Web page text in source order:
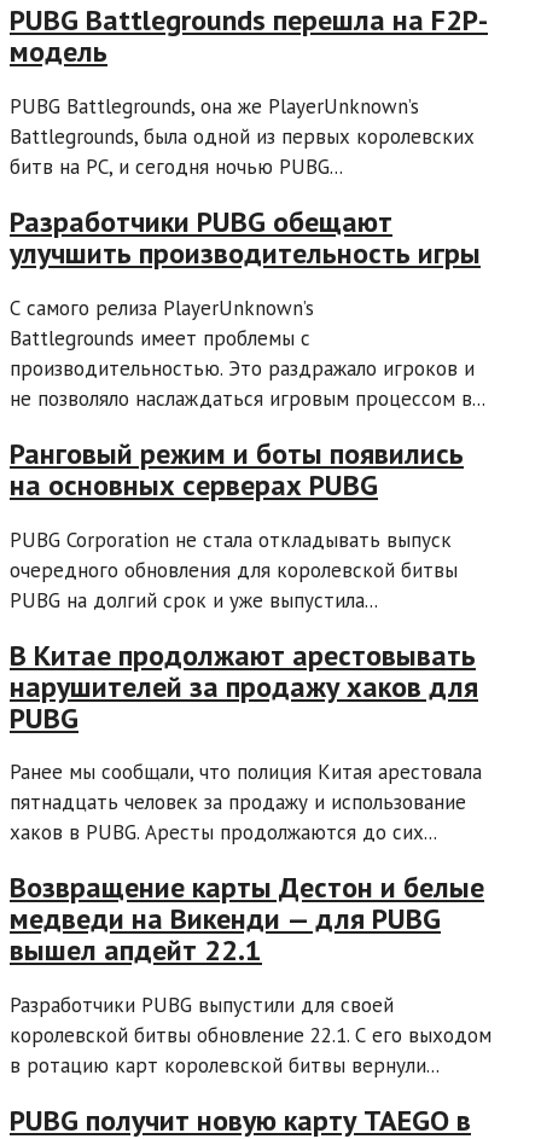
PUBG Battlegrounds перешла на F2P-
модель
PUBG Battlegrounds, она же PlayerUnknown’s
Battlegrounds, была одной из первых королевских
битв на PC, и сегодня ночью PUBG...
Разработчики PUBG обещают
улучшить производительность игры
С самого релиза PlayerUnknown’s
Battlegrounds имеет проблемы с
производительностью. Это раздражало игроков и
не позволяло наслаждаться игровым процессом в...
Ранговый режим и боты появились
на основных серверах PUBG
PUBG Corporation не стала откладывать выпуск
очередного обновления для королевской битвы
PUBG на долгий срок и уже выпустила...
В Китае продолжают арестовывать
нарушителей за продажу хаков для
PUBG
Ранее мы сообщали, что полиция Китая арестовала
пятнадцать человек за продажу и использование
хаков в PUBG. Аресты продолжаются до сих...
Возвращение карты Дестон и белые
медведи на Викенди — для PUBG
вышел апдейт 22.1
Разработчики PUBG выпустили для своей
королевской битвы обновление 22.1. С его выходом
в ротацию карт королевской битвы вернули...
PUBG получит новую карту TAEGO в